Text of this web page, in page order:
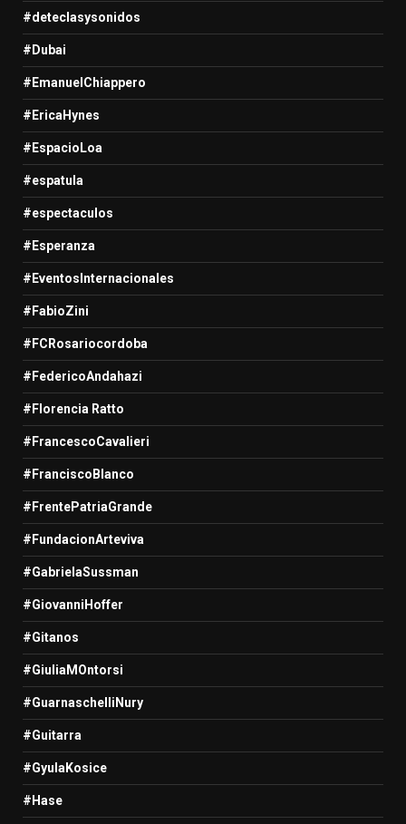
#deteclasysonidos
#Dubai
#EmanuelChiappero
#EricaHynes
#EspacioLoa
#espatula
#espectaculos
#Esperanza
#EventosInternacionales
#FabioZini
#FCRosariocordoba
#FedericoAndahazi
#Florencia Ratto
#FrancescoCavalieri
#FranciscoBlanco
#FrentePatriaGrande
#FundacionArteviva
#GabrielaSussman
#GiovanniHoffer
#Gitanos
#GiuliaMOntorsi
#GuarnaschelliNury
#Guitarra
#GyulaKosice
#Hase